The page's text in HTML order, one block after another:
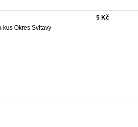
kus Okres Svitavy
5 Kč